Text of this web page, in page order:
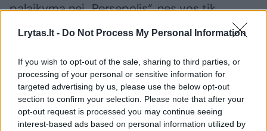
Lrytas.lt - Do Not Process My Personal Information
If you wish to opt-out of the sale, sharing to third parties, or
processing of your personal or sensitive information for
targeted advertising by us, please use the below opt-out
section to confirm your selection. Please note that after your
opt-out request is processed you may continue seeing
interest-based ads based on personal information utilized by
palaikymą nei „Persepolis“, nes vos tik
atvykus C.Ronaldo, jį sutiko milžiniška sirgalių
هي أشيـاء لا تُشتـرى
كُن أقرب وشاهد كواليس وصول#العالمي
إلى العاصمة الإيرانية طهـران